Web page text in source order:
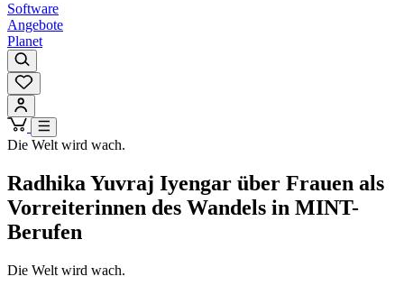
Software
Angebote
Planet
Die Welt wird wach.
Radhika Yuvraj Iyengar über Frauen als
Vorreiterinnen des Wandels in MINT-
Berufen
Die Welt wird wach.